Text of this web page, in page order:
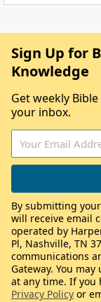
Sign Up for
Knowledge
Get weekly
your inbox.
By submitting
will receive email
operated by
Pl, Nashville, TN
communications
Gateway. You
at any time. If you
Privacy Policy or